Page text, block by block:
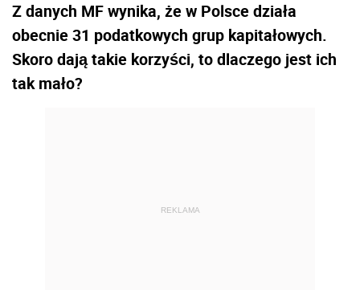
Z danych MF wynika, że w Polsce działa
obecnie 31 podatkowych grup kapitałowych.
Skoro dają takie korzyści, to dlaczego jest ich
tak mało?
REKLAMA